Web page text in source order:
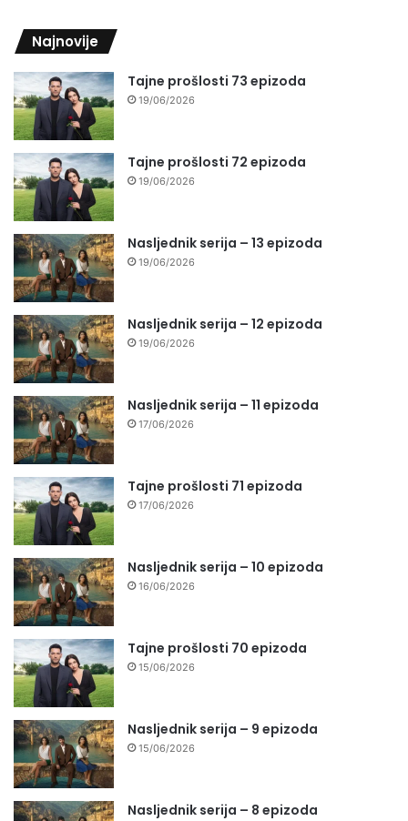
Najnovije
Tajne prošlosti 73 epizoda
19/06/2026
Tajne prošlosti 72 epizoda
19/06/2026
Nasljednik serija – 13 epizoda
19/06/2026
Nasljednik serija – 12 epizoda
19/06/2026
Nasljednik serija – 11 epizoda
17/06/2026
Tajne prošlosti 71 epizoda
17/06/2026
Nasljednik serija – 10 epizoda
16/06/2026
Tajne prošlosti 70 epizoda
15/06/2026
Nasljednik serija – 9 epizoda
15/06/2026
Nasljednik serija – 8 epizoda